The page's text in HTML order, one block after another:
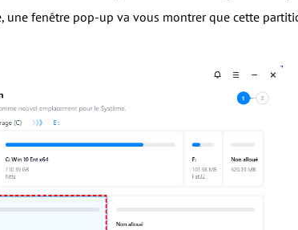
fenêtre pop-up va vous montrer que cette